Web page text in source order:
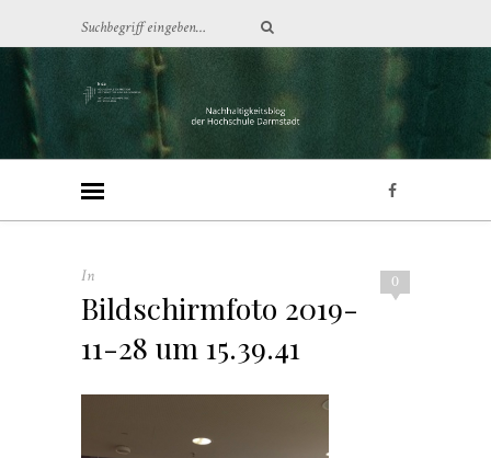
0
In
Bildschirmfoto 2019-
11-28 um 15.39.41